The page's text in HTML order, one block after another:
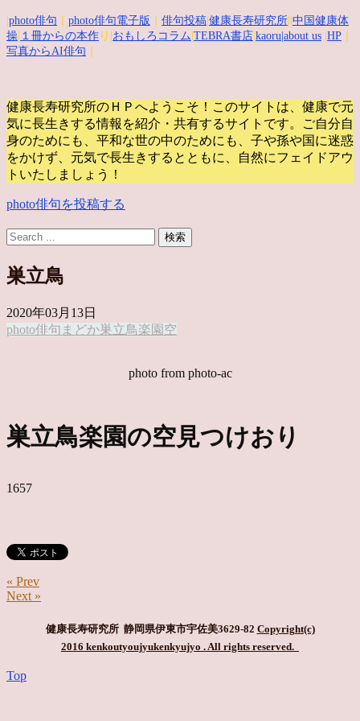
photo俳句 photo俳句電子版 俳句投稿 健康長寿研究所 中国健康体
操 １冊からの本作 り| おもしろコラム TEBRA書店 kaoru |about us HP
写真からAI俳句
健康長寿研究所のＨＰへようこそ！このサイトは、健康で元
気に長生きする情報を紹介・共有するサイトです。
ご自分自
身のためにも、平和な世の中のためにも、子や孫や国に迷惑
をかけず、元気で長生きするとともに、自然にフェイドアウ
トいたしましょう！
photo俳句を投稿する
巣立鳥
2020年03月13日
photo俳句 まどか巣立鳥楽園 空
photo from photo-ac
巣立鳥楽園の空見つけおり
1657
« Prev
Next »
健康長寿研究所 静岡県伊東市宇佐美3629-82 Copyright(c)
2016 kenkoutyoujyukenkyujyo . All rights reserved.
Top